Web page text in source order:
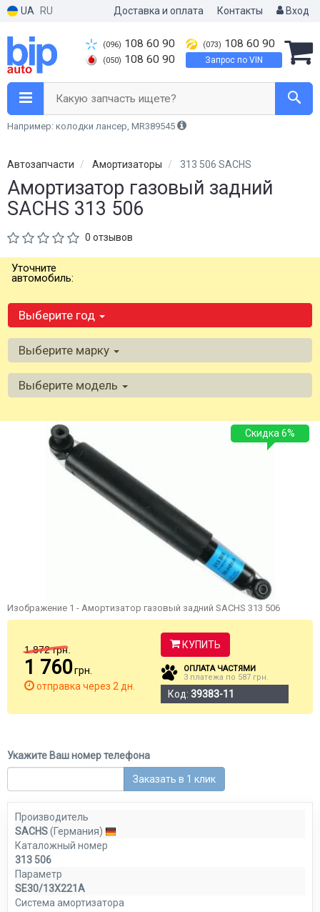
UA RU Доставка и оплата Контакты Вход
(096) 108 60 90
(050) 108 60 90
(073) 108 60 90
Запрос по VIN
Какую запчасть ищете?
Например: колодки лансер, MR389545
Автозапчасти Амортизаторы 313 506 SACHS
Амортизатор газовый задний
SACHS 313 506
0 отзывов
Уточните
автомобиль:
Выберите год
Выберите марку
Выберите модель
Скидка 6%
Изображение 1 - Амортизатор газовый задний SACHS 313 506
1 872 грн.
1 760грн.
отправка через 2 дн.
КУПИТЬ
ОПЛАТА ЧАСТЯМИ
3 платежа по 587 грн.
Код: 39383-11
Укажите Ваш номер телефона
Заказать в 1 клик
Производитель
SACHS(Германия)
Каталожный номер
313 506
Параметр
SE30/13X221A
Система амортизатора